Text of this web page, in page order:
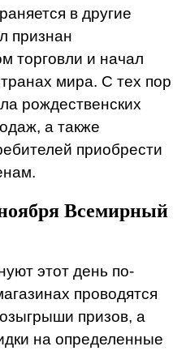
в другие
признан
торговли и начал
мира. С тех пор
рождественских
а также
приобрести
Всемирный
этот день по-
проводятся
призов, а
на определенные